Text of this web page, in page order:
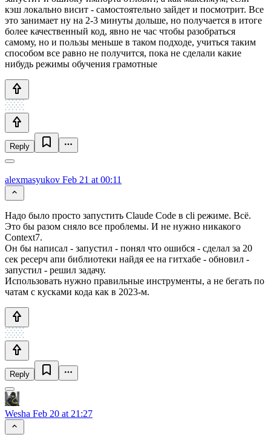
кэш локально висит - самостоятельно зайдет и посмотрит. Все
это занимает ну на 2-3 минуты дольше, но получается в итоге
более качественный код, явно не час чтобы разобраться
самому, но и пользы меньше в таком подходе, учиться таким
способом все равно не получится, пока не сделали какие
нибудь режимы обучения грамотные
Reply
alexmasyukov Feb 21 at 00:11
Надо было просто запустить Claude Code в cli режиме. Всё.
Это бы разом сняло все проблемы. И не нужно никакого
Context7.
Он бы написал - запустил - понял что ошибся - сделал за 20
сек ресерч апи библиотеки найдя ее на гитхабе - обновил -
запустил - решил задачу.
Использовать нужно правильные инструменты, а не бегать по
чатам с кусками кода как в 2023-м.
Reply
Wesha Feb 20 at 21:27